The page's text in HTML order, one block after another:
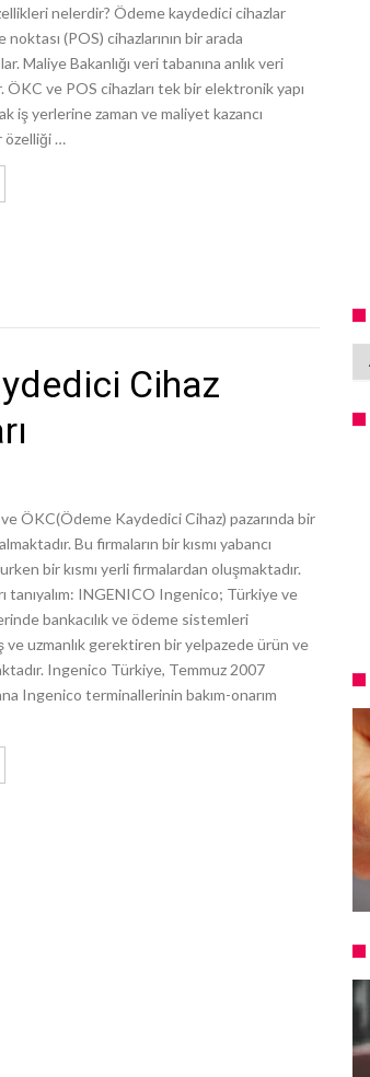
nelerdir? Ödeme kaydedici cihazlar
(POS) cihazlarının bir arada
Maliye Bakanlığı veri tabanına anlık veri
ÖKC ve POS cihazları tek bir elektronik yapı
iş yerlerine zaman ve maliyet kazancı
özelliği …
Cihaz
ÖKC(Ödeme Kaydedici Cihaz) pazarında bir
Bu firmaların bir kısmı yabancı
bir kısmı yerli firmalardan oluşmaktadır.
tanıyalım: INGENICO Ingenico; Türkiye ve
bankacılık ve ödeme sistemleri
uzmanlık gerektiren bir yelpazede ürün ve
Ingenico Türkiye, Temmuz 2007
Ingenico terminallerinin bakım-onarım